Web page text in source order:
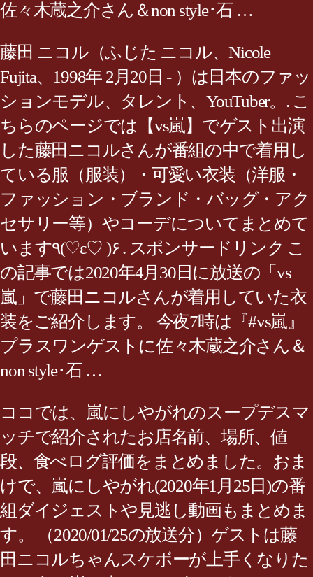
佐々木蔵之介さん＆non style･石 …
藤田 ニコル（ふじた ニコル、Nicole
Fujita、1998年 2月20日 - ）は日本のファッ
ションモデル、タレント、YouTuber。. こ
ちらのページでは【vs嵐】でゲスト出演
した藤田ニコルさんが番組の中で着用し
ている服（服装）・可愛い衣装（洋服・
ファッション・ブランド・バッグ・アク
セサリー等）やコーデについてまとめて
います٩(♡ε♡ )۶ . スポンサードリンク こ
の記事では2020年4月30日に放送の「vs
嵐」で藤田ニコルさんが着用していた衣
装をご紹介します。 今夜7時は『#vs嵐』
プラスワンゲストに佐々木蔵之介さん＆
non style･石 …
ココでは、嵐にしやがれのスープデスマ
ッチで紹介されたお店名前、場所、値
段、食べログ評価をまとめました。おま
けで、嵐にしやがれ(2020年1月25日)の番
組ダイジェストや見逃し動画もまとめま
す。 （2020/01/25の放送分）ゲストは藤
田ニコルちゃんスケボーが上手くなりた